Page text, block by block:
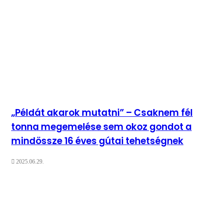
„Példát akarok mutatni” – Csaknem fél
tonna megemelése sem okoz gondot a
mindössze 16 éves gútai tehetségnek
2025.06.29.